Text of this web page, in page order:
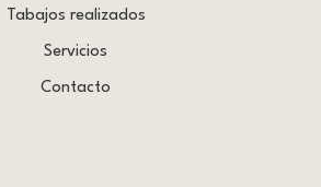
Tabajos realizados
Servicios
Contacto